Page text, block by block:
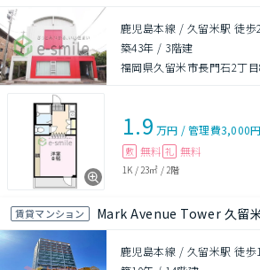
鹿児島本線 / 久留米駅 徒歩
築43年 / 3階建
福岡県久留米市長門石2丁
1.9 万円 /管理費3,000円
敷 無料 礼 無料
1K / 23㎡ / 2階
賃貸マンション Mark Avenue Tower 久留
鹿児島本線 / 久留米駅 徒歩